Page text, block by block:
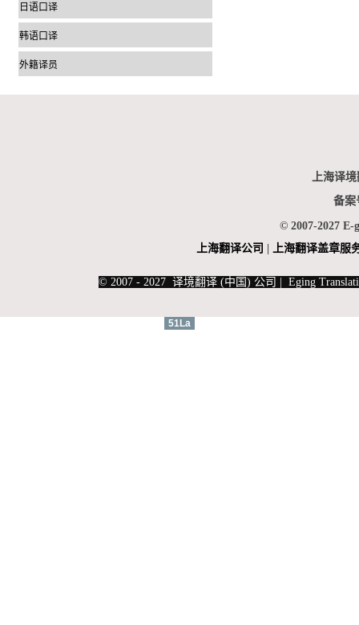
日语口译
韩语口译
外籍译员
上海译
备案
© 2007-2027 E-
上海翻译公司 上海翻译盖章服
© 2007 - 2027 译境翻译 (中国) 公司 | Eging
51La